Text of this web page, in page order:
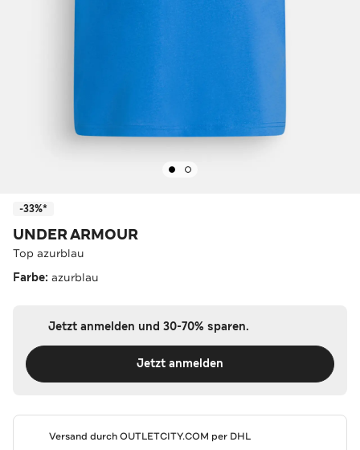
-33%*
UNDER ARMOUR
Top azurblau
Farbe: azurblau
Jetzt anmelden und 30-70% sparen.
Jetzt anmelden
Versand durchOUTLETCITY.COM per DHL